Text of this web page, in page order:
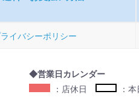
イバシーポリシー
◆営業日カレンダー
：店休日
：本